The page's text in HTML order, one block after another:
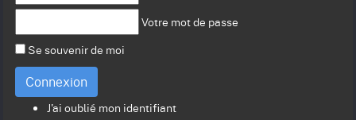
Votre mot de passe
Se souvenir de moi
Connexion
J'ai oublié mon identifiant